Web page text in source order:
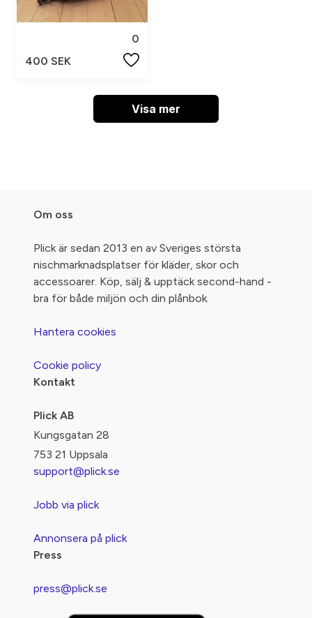
0
400 SEK
Visa mer
Om oss
Plick är sedan 2013 en av Sveriges största
nischmarknadsplatser för kläder, skor och
accessoarer. Köp, sälj & upptäck second-hand -
bra för både miljön och din plånbok.
Hantera cookies
Cookie policy
Kontakt
Plick AB
Kungsgatan 28
753 21 Uppsala
support@plick.se
Jobb via plick
Annonsera på plick
Press
press@plick.se